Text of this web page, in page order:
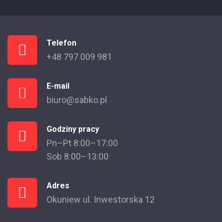
Telefon
+48 797 009 981
E-mail
biuro@sabko.pl
Godziny pracy
Pn–Pt 8:00–17:00
Sob 8:00–13:00
Adres
Okuniew ul. Inwestorska 12